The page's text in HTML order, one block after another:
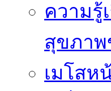
ความรู้
สุขภา
เมโสห